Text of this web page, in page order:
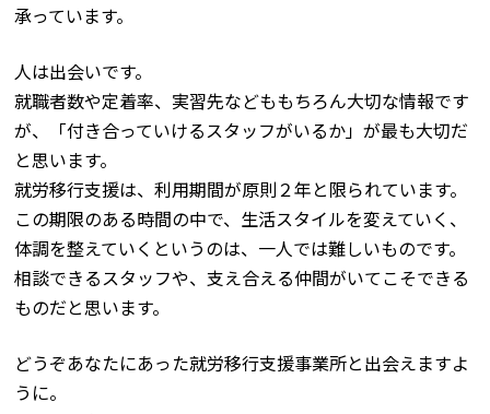
承っています。
人は出会いです。
就職者数や定着率、実習先などももちろん大切な情報です
が、「付き合っていけるスタッフがいるか」が最も大切だ
と思います。
就労移行支援は、利用期間が原則２年と限られています。
この期限のある時間の中で、生活スタイルを変えていく、
体調を整えていくというのは、一人では難しいものです。
相談できるスタッフや、支え合える仲間がいてこそできる
ものだと思います。
どうぞあなたにあった就労移行支援事業所と出会えますよ
うに。